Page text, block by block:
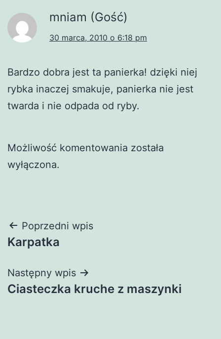
mniam (Gość)
30 marca, 2010 o 6:18 pm
Bardzo dobra jest ta panierka! dzięki niej
rybka inaczej smakuje, panierka nie jest
twarda i nie odpada od ryby.
Możliwość komentowania została
wyłączona.
Nawigacja
wpisu
Poprzedni wpis
Karpatka
Następny wpis
Ciasteczka kruche z maszynki